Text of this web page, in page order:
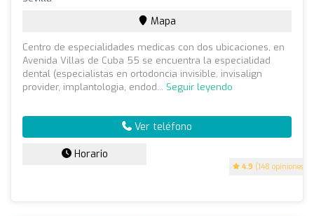
4.9 (148 opiniones)
Mapa
Centro de especialidades medicas con dos ubicaciones, en
Avenida Villas de Cuba 55 se encuentra la especialidad
dental (especialistas en ortodoncia invisible, invisalign
provider, implantologia, endod... Seguir leyendo
Ver teléfono
Horario